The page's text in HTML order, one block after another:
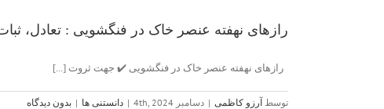
رازهای نهفته عنصر خاک در فنگشویی : تعادل،
رازهای نهفته عنصر خاک در فنگشویی ✔️ جهت ثروت [...]
توسط آرزو کاظمی | دسامبر 4th, 2024 | دانستنی ها | بدون دیدگاه